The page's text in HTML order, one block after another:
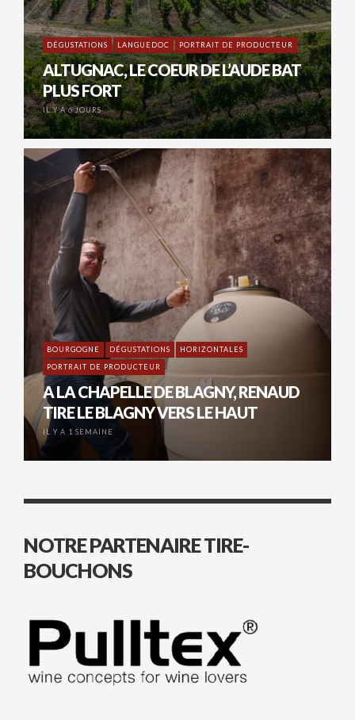
DÉGUSTATIONS LANGUEDOC PORTRAIT DE PRODUCTEUR
ALTUGNAC, LE COEUR DE L’AUDE BAT
PLUS FORT
IL Y A 6 JOURS
BOURGOGNE DÉGUSTATIONS
HORIZONTALES
PORTRAIT DE PRODUCTEUR
A LA CHAPELLE DE BLAGNY, RENAUD
TIRE LE BLAGNY VERS LE HAUT
IL Y A 1 SEMAINE
NOTRE PARTENAIRE TIRE-
BOUCHONS